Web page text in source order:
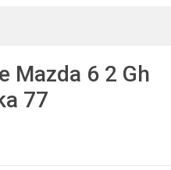
Mazda 6 2 Gh
77